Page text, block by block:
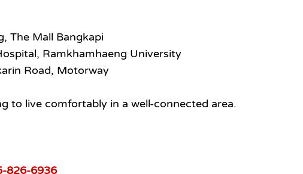
The Mall Bangkapi
Ramkhamhaeng University
Road, Motorway
to live comfortably in a well-connected area.
826-6936